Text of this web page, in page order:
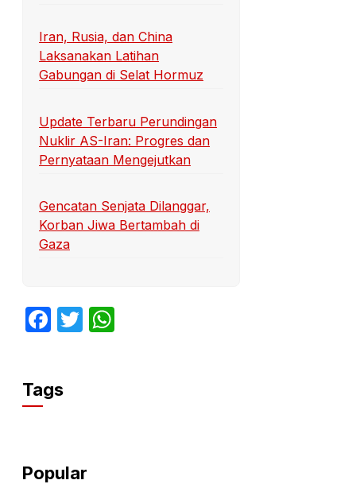
Iran, Rusia, dan China
Laksanakan Latihan
Gabungan di Selat Hormuz
Update Terbaru Perundingan
Nuklir AS-Iran: Progres dan
Pernyataan Mengejutkan
Gencatan Senjata Dilanggar,
Korban Jiwa Bertambah di
Gaza
Facebook
Twitter
Tags
Popular